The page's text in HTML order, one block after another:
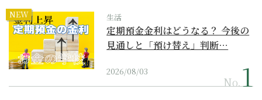
NEW 生活
定期預金金利はどうなる？ 今後の
見通しと「預け替え」判断…
2026/08/03
No.